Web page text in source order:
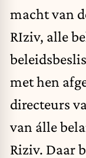
macht van
RIziv, alle
met hen
directeurs
van álle
Riziv. Daar